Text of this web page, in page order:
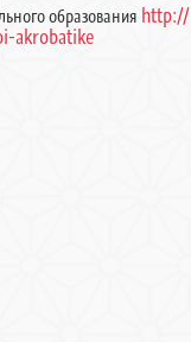
образования http://
akrobatike